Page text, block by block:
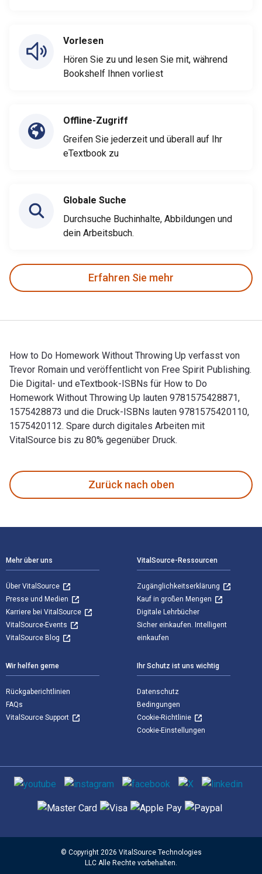
Vorlesen
Hören Sie zu und lesen Sie mit, während
Bookshelf Ihnen vorliest
Offline-Zugriff
Greifen Sie jederzeit und überall auf Ihr
eTextbook zu
Globale Suche
Durchsuche Buchinhalte, Abbildungen und
dein Arbeitsbuch.
Erfahren Sie mehr
How to Do Homework Without Throwing Up verfasst von
Trevor Romain und veröffentlicht von Free Spirit Publishing.
Die Digital- und eTextbook-ISBNs für How to Do
Homework Without Throwing Up lauten 9781575428871,
1575428873 und die Druck-ISBNs lauten 9781575420110,
1575420112. Spare durch digitales Arbeiten mit
VitalSource bis zu 80% gegenüber Druck.
Zurück nach oben
Mehr über uns
Über VitalSource
Presse und Medien
Karriere bei VitalSource
VitalSource-Events
VitalSource Blog
VitalSource-Ressourcen
Zugänglichkeitserklärung
Kauf in großen Mengen
Digitale Lehrbücher
Sicher einkaufen. Intelligent
einkaufen
Wir helfen gerne
Rückgaberichtlinien
FAQs
VitalSource Support
Ihr Schutz ist uns wichtig
Datenschutz
Bedingungen
Cookie-Richtlinie
Cookie-Einstellungen
Sozialen Medien
Unterstützte Zahlungsmethoden
© Copyright 2026 VitalSource Technologies
LLC Alle Rechte vorbehalten.